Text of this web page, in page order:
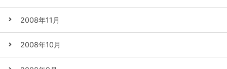
2008年11月
2008年10月